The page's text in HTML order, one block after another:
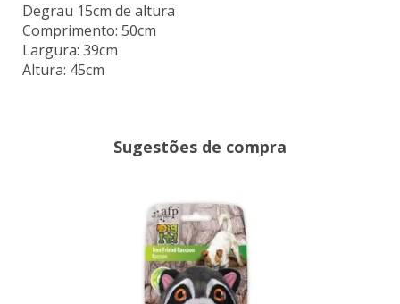
Degrau 15cm de altura
Comprimento: 50cm
Largura: 39cm
Altura: 45cm
Sugestões de compra